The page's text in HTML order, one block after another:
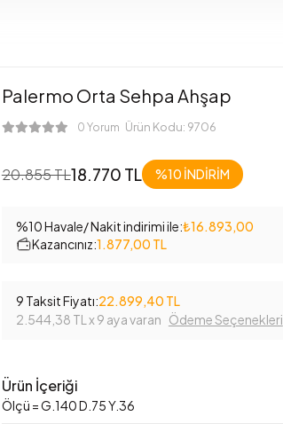
Palermo Orta Sehpa Ahşap
0 Yorum Ürün Kodu: 9706
20.855 TL18.770 TL %10 İNDİRİM
%10 Havale/ Nakit indirimi ile:₺16.893,00
Kazancınız:1.877,00 TL
9 Taksit Fiyatı:22.899,40 TL
2.544,38 TL x 9 aya varan Ödeme Seçenekleri
Ürün İçeriği
Ölçü = G.140 D.75 Y.36